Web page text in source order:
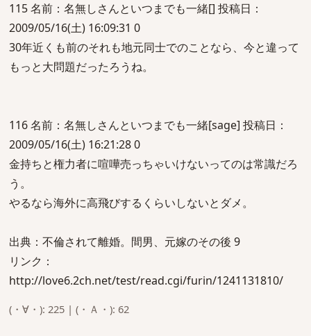
115 名前：名無しさんといつまでも一緒[] 投稿日：
2009/05/16(土) 16:09:31 0
30年近くも前のそれも地元同士でのことなら、今と違って
もっと大問題だったろうね。
116 名前：名無しさんといつまでも一緒[sage] 投稿日：
2009/05/16(土) 16:21:28 0
金持ちと権力者に喧嘩売っちゃいけないってのは常識だろ
う。
やるなら海外に高飛びするくらいしないとダメ。
出典：不倫されて離婚。間男、元嫁のその後 9
リンク：
http://love6.2ch.net/test/read.cgi/furin/1241131810/
(・∀・): 225 | (・Ａ・): 62